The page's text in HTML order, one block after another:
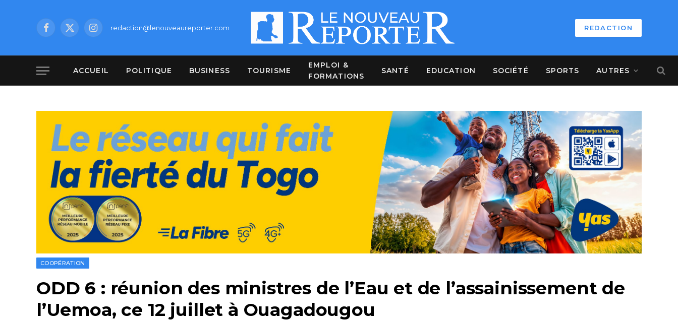
Facebook
X
Instagramredaction@lenouveaureporter.com REDACTION
ACCUEIL POLITIQUE BUSINESS TOURISME
EMPLOI &
FORMATIONS
SANTÉ EDUCATION SOCIÉTÉ SPORTS AUTRES
COOPÉRATION
ODD 6 : réunion des ministres de l’Eau et de l’assainissement de
l’Uemoa, ce 12 juillet à Ouagadougou